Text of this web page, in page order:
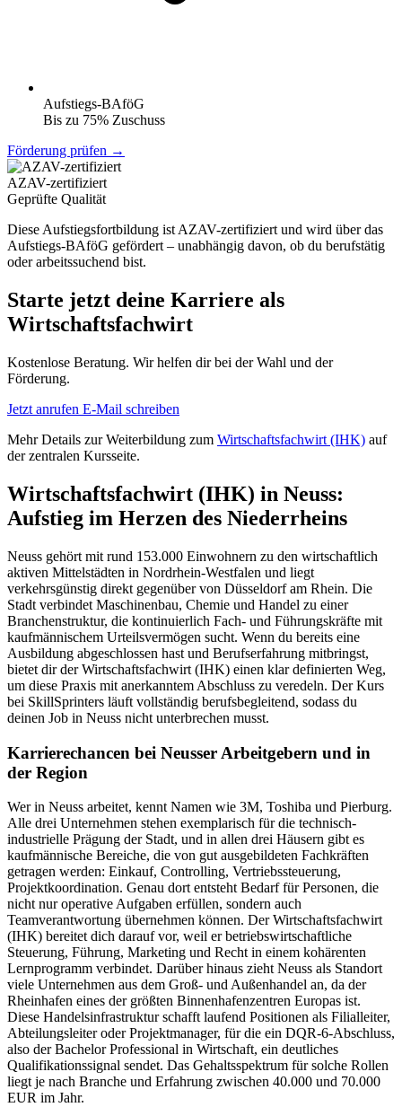
Aufstiegs-BAföG
Bis zu 75% Zuschuss
Förderung prüfen →
AZAV-zertifiziert
Geprüfte Qualität
Diese Aufstiegsfortbildung ist AZAV-zertifiziert und wird über das
Aufstiegs-BAföG gefördert – unabhängig davon, ob du berufstätig
oder arbeitssuchend bist.
Starte jetzt deine Karriere als
Wirtschaftsfachwirt
Kostenlose Beratung. Wir helfen dir bei der Wahl und der
Förderung.
Jetzt anrufen E-Mail schreiben
Mehr Details zur Weiterbildung zum Wirtschaftsfachwirt (IHK) auf
der zentralen Kursseite.
Wirtschaftsfachwirt (IHK) in Neuss:
Aufstieg im Herzen des Niederrheins
Neuss gehört mit rund 153.000 Einwohnern zu den wirtschaftlich
aktiven Mittelstädten in Nordrhein-Westfalen und liegt
verkehrsgünstig direkt gegenüber von Düsseldorf am Rhein. Die
Stadt verbindet Maschinenbau, Chemie und Handel zu einer
Branchenstruktur, die kontinuierlich Fach- und Führungskräfte mit
kaufmännischem Urteilsvermögen sucht. Wenn du bereits eine
Ausbildung abgeschlossen hast und Berufserfahrung mitbringst,
bietet dir der Wirtschaftsfachwirt (IHK) einen klar definierten Weg,
um diese Praxis mit anerkanntem Abschluss zu veredeln. Der Kurs
bei SkillSprinters läuft vollständig berufsbegleitend, sodass du
deinen Job in Neuss nicht unterbrechen musst.
Karrierechancen bei Neusser Arbeitgebern und in
der Region
Wer in Neuss arbeitet, kennt Namen wie 3M, Toshiba und Pierburg.
Alle drei Unternehmen stehen exemplarisch für die technisch-
industrielle Prägung der Stadt, und in allen drei Häusern gibt es
kaufmännische Bereiche, die von gut ausgebildeten Fachkräften
getragen werden: Einkauf, Controlling, Vertriebssteuerung,
Projektkoordination. Genau dort entsteht Bedarf für Personen, die
nicht nur operative Aufgaben erfüllen, sondern auch
Teamverantwortung übernehmen können. Der Wirtschaftsfachwirt
(IHK) bereitet dich darauf vor, weil er betriebswirtschaftliche
Steuerung, Führung, Marketing und Recht in einem kohärenten
Lernprogramm verbindet. Darüber hinaus zieht Neuss als Standort
viele Unternehmen aus dem Groß- und Außenhandel an, da der
Rheinhafen eines der größten Binnenhafenzentren Europas ist.
Diese Handelsinfrastruktur schafft laufend Positionen als Filialleiter,
Abteilungsleiter oder Projektmanager, für die ein DQR-6-Abschluss,
also der Bachelor Professional in Wirtschaft, ein deutliches
Qualifikationssignal sendet. Das Gehaltsspektrum für solche Rollen
liegt je nach Branche und Erfahrung zwischen 40.000 und 70.000
EUR im Jahr.